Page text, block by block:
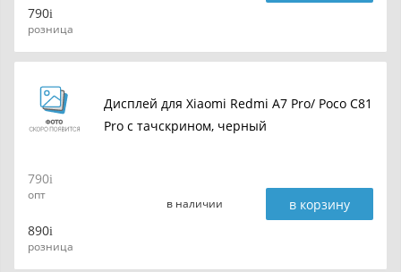
790
розница
Дисплей для Xiaomi Redmi A7 Pro/ Poco C81
Pro с тачскрином, черный
790
опт
890
розница
в наличии в корзину